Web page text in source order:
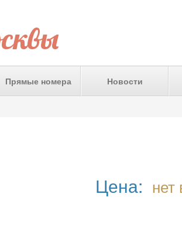
Прямые номера Новости
Цена: нет